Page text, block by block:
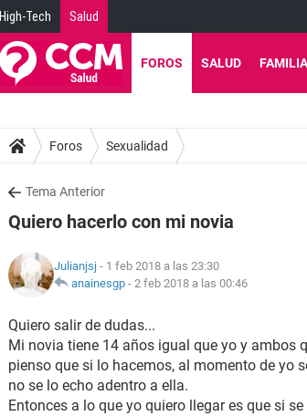
High-Tech Salud
FOROS SALUD FAMILIA
Foros Sexualidad
Tema Anterior
Quiero hacerlo con mi novia
Julianjsj - 1 feb 2018 a las 23:30
anainesgp - 2 feb 2018 a las 00:46
Quiero salir de dudas...
Mi novia tiene 14 años igual que yo y ambos
pienso que si lo hacemos, al momento de yo
no se lo echo adentro a ella.
Entonces a lo que yo quiero llegar es que si